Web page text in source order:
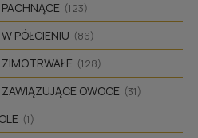
(123)
PÓŁCIENIU (86)
(128)
OWOCE (31)
(1)